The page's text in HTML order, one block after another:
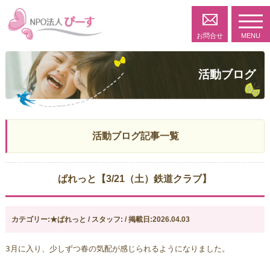
お問合せ MENU
活動ブログ
活動ブログ記事一覧
ぱれっと【3/21（土）鉄道クラブ】
カテゴリー:★ぱれっと / スタッフ: / 掲載日:2026.04.03
3月に入り、少しずつ春の気配が感じられるようになりました。